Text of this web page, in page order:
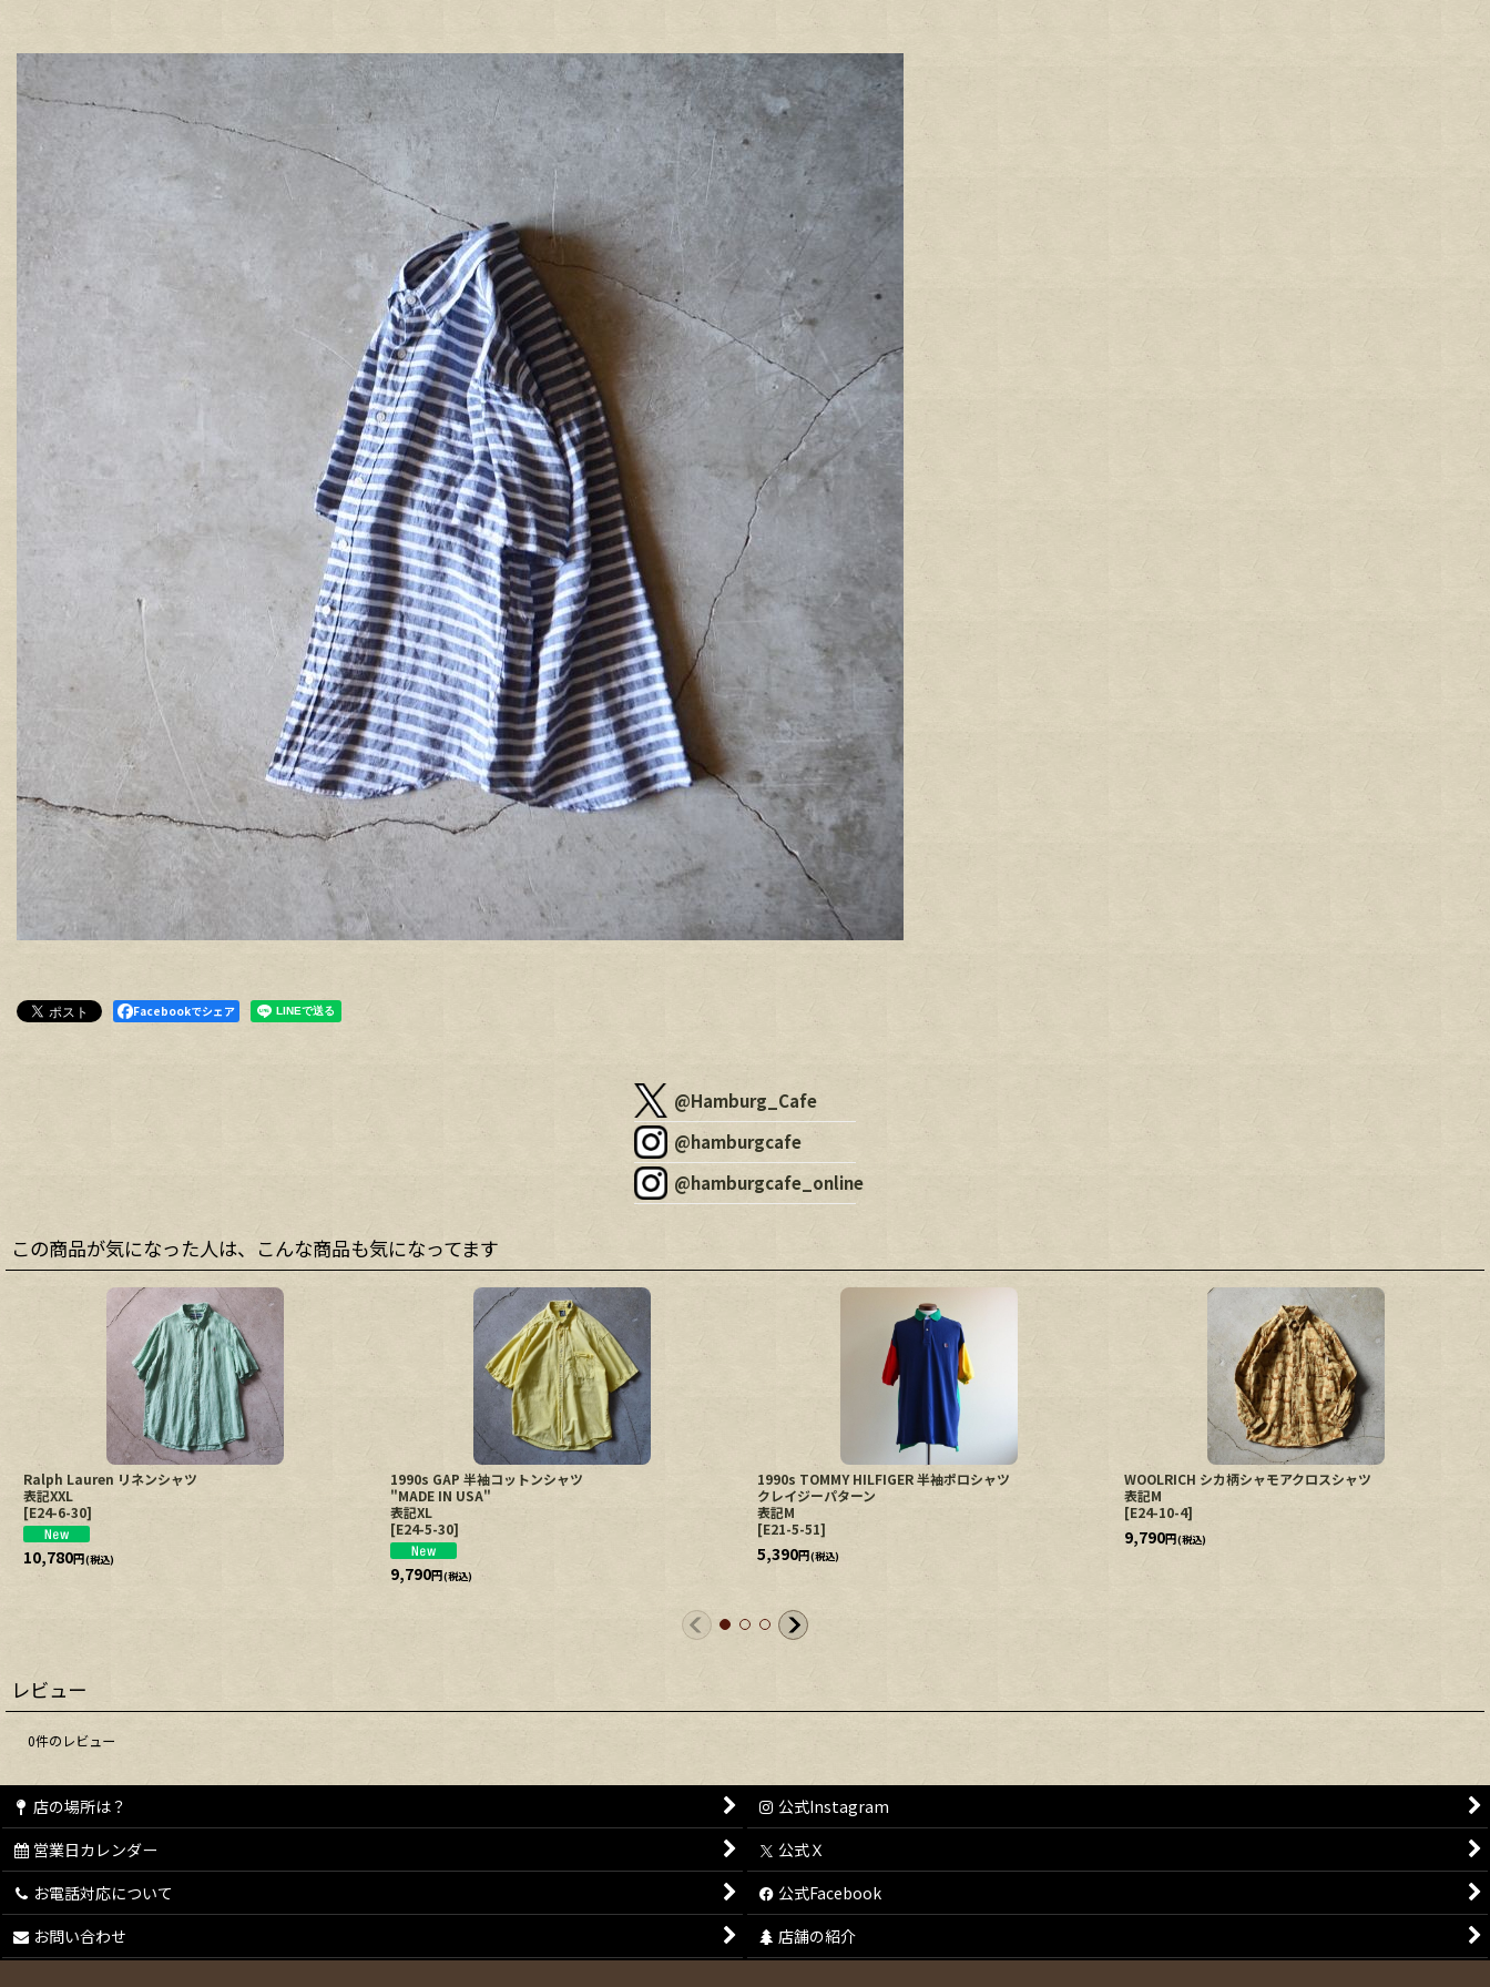
Facebookでシェア
@Hamburg_Cafe
@hamburgcafe
@hamburgcafe_online
この商品が気になった人は、こんな商品も気になってます
Ralph Lauren リネンシャツ
表記XXL
[E24-6-30]
10,780円(税込)
1990s GAP 半袖コットンシャツ
"MADE IN USA"
表記XL
[E24-5-30]
9,790円(税込)
1990s TOMMY HILFIGER 半袖ポロシャツ
クレイジーパターン
表記M
[E21-5-51]
5,390円(税込)
WOOLRICH シカ柄シャモアクロスシャツ
表記M
[E24-10-4]
9,790円(税込)
レビュー
0件のレビュー
店の場所は？
公式Instagram
営業日カレンダー
公式Ｘ
お電話対応について
公式Facebook
お問い合わせ
店舗の紹介